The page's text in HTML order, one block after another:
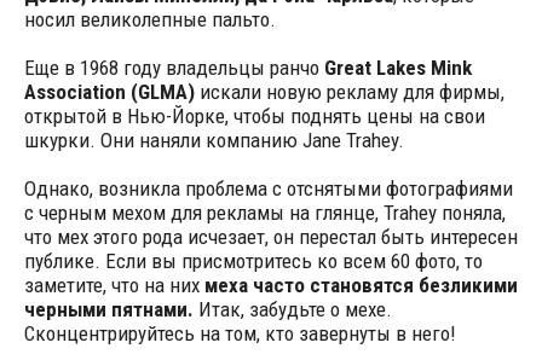
носил великолепные пальто.
Еще в 1968 году владельцы ранчо Great Lakes Mink
Association (GLMA)искали новую рекламу для фирмы,
открытой в Нью-Йорке, чтобы поднять цены на свои
шкурки. Они наняли компанию Jane Trahey.
Однако, возникла проблема с отснятыми фотографиями
с черным мехом для рекламы на глянце, Trahey поняла,
что мех этого рода исчезает, он перестал быть интересен
публике. Если вы присмотритесь ко всем 60 фото, то
заметите, что на них меха часто становятся безликими
черными пятнами. Итак, забудьте о мехе.
Сконцентрируйтесь на том, кто завернуты в него!